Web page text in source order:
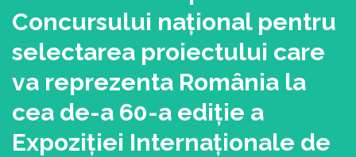
Concursului național pentru
selectarea proiectului care
va reprezenta România la
cea de-a 60-a ediție a
Expoziției Internaționale de